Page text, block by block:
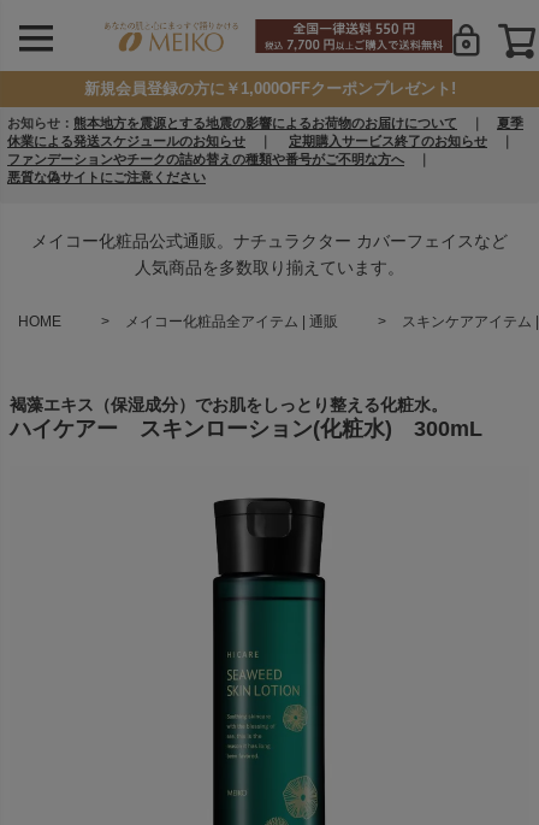
新規会員登録の方に￥1,000OFFクーポンプレゼント!
お知らせ： 熊本地方を震源とする地震の影響によるお荷物のお届けについて
夏季
休業による発送スケジュールのお知らせ
定期購入サービス終了のお知らせ
ファンデーションやチークの詰め替えの種類や番号がご不明な方へ
悪質な偽サイトにご注意ください
メイコー化粧品公式通販。ナチュラクター カバーフェイスなど
人気商品を多数取り揃えています。
HOME メイコー化粧品全アイテム | 通販 スキンケアアイテム
褐藻エキス（保湿成分）でお肌をしっとり整える化粧水。
ハイケアー スキンローション(化粧水) 300mL